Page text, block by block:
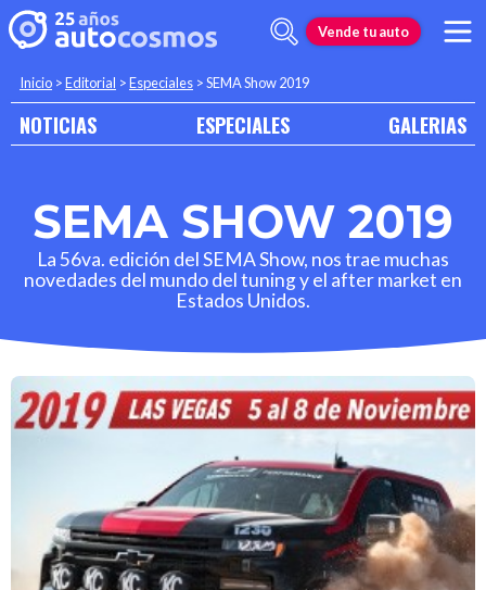
Vende tu auto
Inicio >Editorial >Especiales >SEMA Show 2019
NOTICIAS ESPECIALES GALERIAS
SEMA SHOW 2019
La 56va. edición del SEMA Show, nos trae muchas
novedades del mundo del tuning y el after market en
Estados Unidos.